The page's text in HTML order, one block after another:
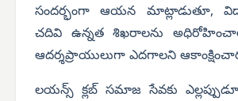
సందర్భంగా ఆయన మాట్లాడుతూ,
చదివి ఉన్నత శిఖరాలను
ఆదర్శప్రాయులుగా ఎదగాలని
లయన్స్ క్లబ్ సమాజ సేవకు